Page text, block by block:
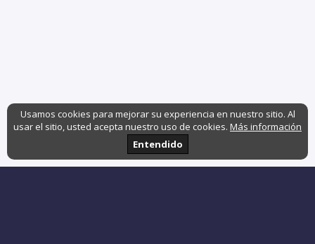
Usamos cookies para mejorar su experiencia en nuestro sitio. Al
usar el sitio, usted acepta nuestro uso de cookies. Más información
Entendido